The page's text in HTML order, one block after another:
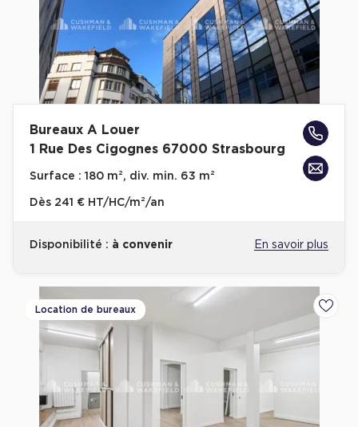
Bureaux A Louer
1 Rue Des Cigognes 67000 Strasbourg
Surface : 180 m², div. min. 63 m²
Dès 241 € HT/HC/m²/an
Disponibilité : à convenir En savoir plus
Location de bureaux